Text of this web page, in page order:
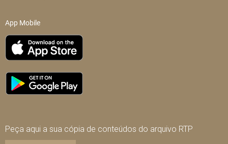
App Mobile
Peça aqui a sua cópia de conteúdos do arquivo RTP